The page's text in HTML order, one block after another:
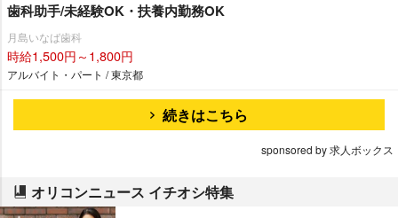
歯科助手/未経験OK・扶養内勤務OK
月島いなば歯科
時給1,500円～1,800円
アルバイト・パート / 東京都
続きはこちら
sponsored by 求人ボックス
オリコンニュース イチオシ特集